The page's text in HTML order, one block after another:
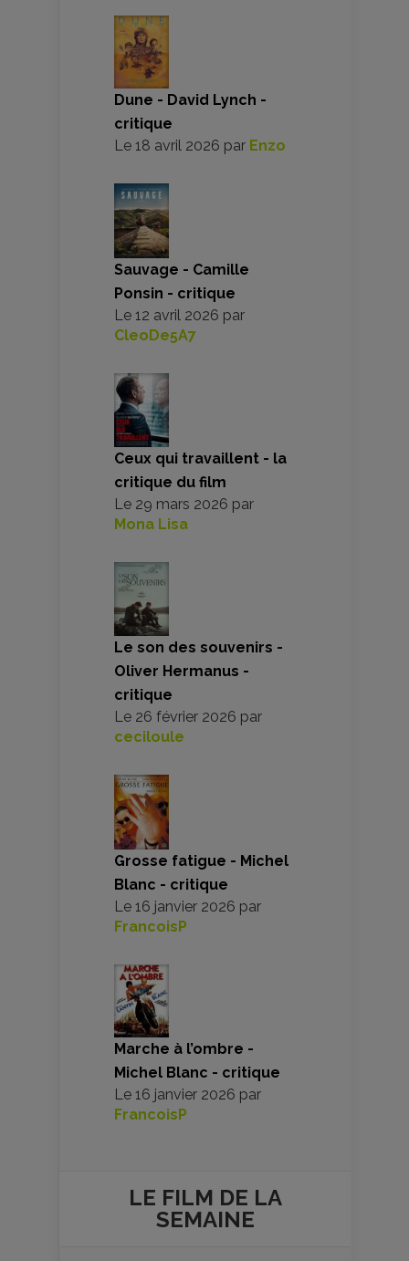
Dune - David Lynch -
critique
Le 18 avril 2026 par Enzo
Sauvage - Camille
Ponsin - critique
Le 12 avril 2026 par
CleoDe5A7
Ceux qui travaillent - la
critique du film
Le 29 mars 2026 par
Mona Lisa
Le son des souvenirs -
Oliver Hermanus -
critique
Le 26 février 2026 par
ceciloule
Grosse fatigue - Michel
Blanc - critique
Le 16 janvier 2026 par
FrancoisP
Marche à l’ombre -
Michel Blanc - critique
Le 16 janvier 2026 par
FrancoisP
LE FILM DE LA
SEMAINE